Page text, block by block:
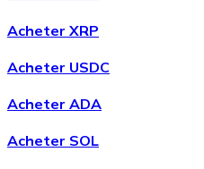
Acheter XRP
Acheter USDC
Acheter ADA
Acheter SOL